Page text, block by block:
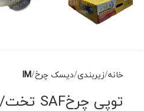
خانه زیربندی دیسک چرخ IM
توپی چرخSAF تخت/ پایه بلند